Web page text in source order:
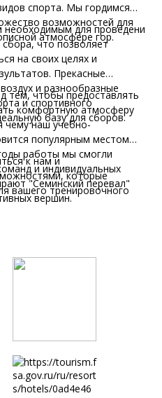
спорта. Мы гордимся
возможностей для
атмосфере гор.
для проведени
сбора, что позволяет
на своих целях и
Прекасные
и разнообразные
и спортивного
базу для сборов.
тем, чтобы предоставлять
комфортную атмосферу
чему наш учебно-
популярным местом
работы мы смогли
и индивидуальных
"Семинский перевал"
вершин.
к нам и
которые
вашего тренировочного